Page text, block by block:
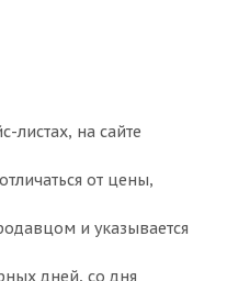
листах, на сайте
от цены,
и указывается
дней, со дня